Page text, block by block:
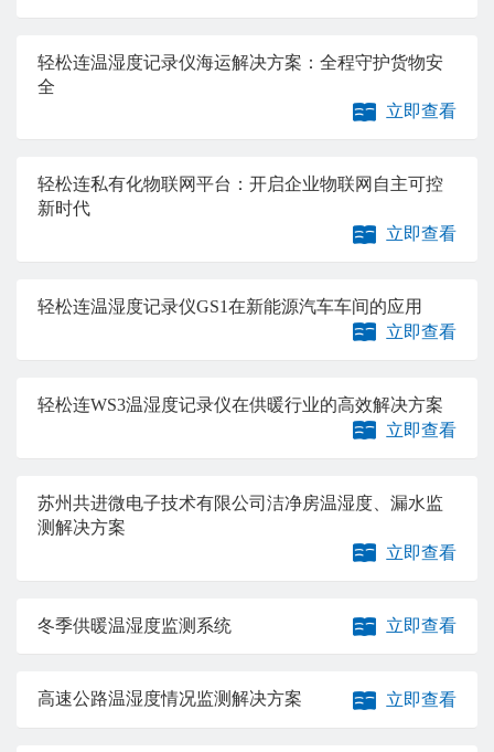
轻松连温湿度记录仪海运解决方案：全程守护货物安
全
立即查看
轻松连私有化物联网平台：开启企业物联网自主可控
新时代
立即查看
轻松连温湿度记录仪GS1在新能源汽车车间的应用
立即查看
轻松连WS3温湿度记录仪在供暖行业的高效解决方案
立即查看
苏州共进微电子技术有限公司洁净房温湿度、漏水监
测解决方案
立即查看
冬季供暖温湿度监测系统 立即查看
高速公路温湿度情况监测解决方案 立即查看